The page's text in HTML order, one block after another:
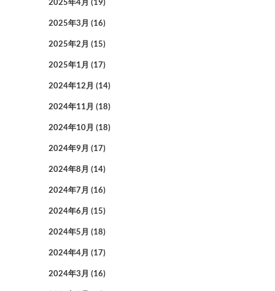
2025年4月 (19)
2025年3月 (16)
2025年2月 (15)
2025年1月 (17)
2024年12月 (14)
2024年11月 (18)
2024年10月 (18)
2024年9月 (17)
2024年8月 (14)
2024年7月 (16)
2024年6月 (15)
2024年5月 (18)
2024年4月 (17)
2024年3月 (16)